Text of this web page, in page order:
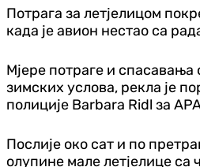
Потрага за летјелицом
када је авион нестао са
Мјере потраге и спасавања
зимских услова, рекла је
полиције Barbara Ridl за
Послије око сат и по
олупине мале летјелице са